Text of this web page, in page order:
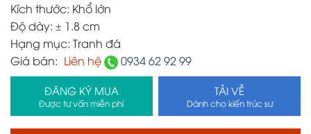
Kích thước: Khổ lớn
Độ dày: ± 1.8 cm
Hạng mục: Tranh đá
Giá bán: Liên hệ 0934 62 92 99
ĐĂNG KÝ MUA
Được tư vấn miễn phí
TẢI VỀ
Dành cho kiến trúc sư